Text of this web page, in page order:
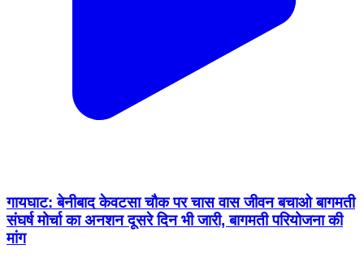
गायघाट: बेनीबाद केवटसा चौक पर चास वास जीवन बचाओ बागमती
संघर्ष मोर्चा का अनशन दूसरे दिन भी जारी, बागमती परियोजना की
मांग